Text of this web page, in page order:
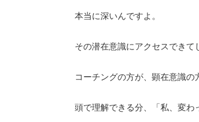
本当に深いんですよ。
その潜在意識にアクセスできて
コーチングの方が、顕在意識の
頭で理解できる分、「私、変